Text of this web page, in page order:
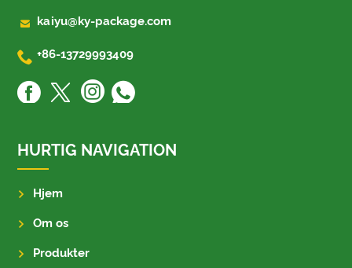
 kaiyu@ky-package.com
 +86-13729993409
HURTIG NAVIGATION
Hjem
Om os
Produkter